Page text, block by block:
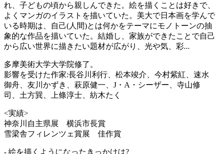
れ、子どもの頃から親しんできた。絵を描くことは好きで、
よくマンガのイラストを描いていた。美大で日本画を学んで
いる時期は、自己(人間)とは何かをテーマにモノトーンの抽
象的な作品を描いていた。結婚し、家族ができたことで自己
から広い世界に描きたい題材が広がり、光や気、彩...
多摩美術大学大学院修了。
影響を受けた作家:長谷川利行、松本竣介、今村紫紅、速水
御舟、友川かずき、萩原健一、J・A・シーザー、寺山修
司、土方巽、上條淳士、紡木たく
<実績>
神奈川自主県展 横浜市長賞
雪梁舎フィレンツェ賞展 佳作賞
- 絵を描くようになったきっかけは?